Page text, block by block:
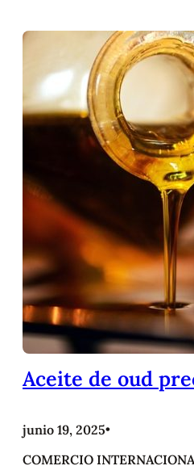
Aceite de oud
junio 19, 2025•
COMERCIO